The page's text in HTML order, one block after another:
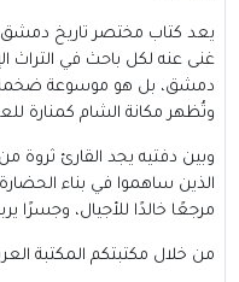
غنى عنه لكل باحث في التراث
دمشق، بل هو موسوعة ضخمة
وتُظهر مكانة الشام كمنارة
وبين دفتيه يجد القارئ ثروة
الذين ساهموا في بناء
مرجعًا خالدًا للأجيال، وجسرًا
من خلال مكتبتكم المكتبة